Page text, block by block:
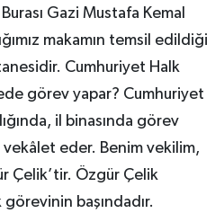
Gazi Mustafa Kemal
makamın temsil edildiği
Cumhuriyet Halk
görev yapar? Cumhuriyet
il binasında görev
eder. Benim vekilim,
Çelik’tir. Özgür Çelik
görevinin başındadır.